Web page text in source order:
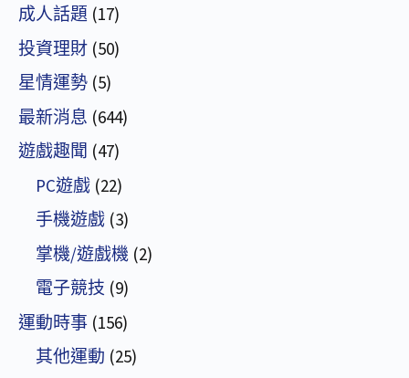
成人話題 (17)
投資理財 (50)
星情運勢 (5)
最新消息 (644)
遊戲趣聞 (47)
PC遊戲 (22)
手機遊戲 (3)
掌機/遊戲機 (2)
電子競技 (9)
運動時事 (156)
其他運動 (25)